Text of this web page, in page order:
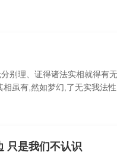
别理、证得诸法实相就得有
虽有,然如梦幻,了无实我法性
只是我们不认识